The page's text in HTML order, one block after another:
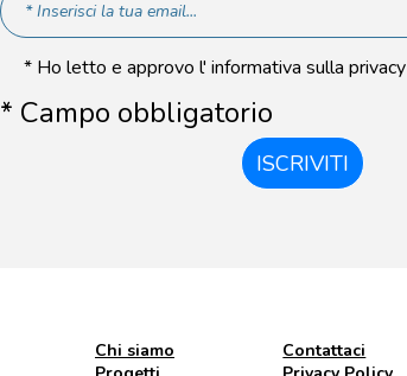
* Ho letto e approvo l' informativa sulla privacy
* Campo obbligatorio
ISCRIVITI
Chi siamo
Contattaci